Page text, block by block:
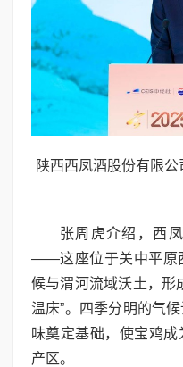
陕西西凤酒股份有限
张周虎介绍，西
——这座位于关中平原
候与渭河流域沃土，形
温床”。四季分明的气
味奠定基础，使宝鸡
产区。